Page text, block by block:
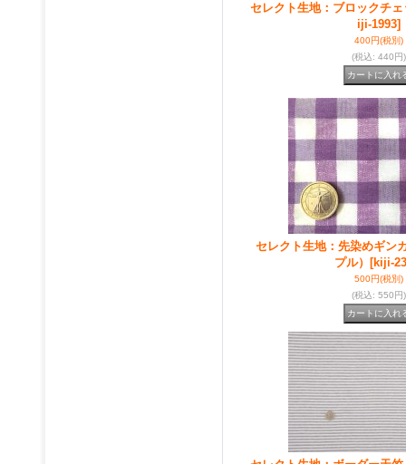
セレクト生地：ブロックチ
iji-1993]
400円(税別)
(税込: 440円)
セレクト生地：先染めギン
プル）
[kiji-
500円(税別)
(税込: 550円)